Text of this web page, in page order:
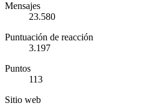
Mensajes
23.580
Puntuación de reacción
3.197
Puntos
113
Sitio web